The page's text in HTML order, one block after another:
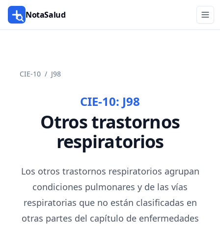
NotaSalud
CIE-10 / J98
CIE-10: J98
Otros trastornos
respiratorios
Los otros trastornos respiratorios agrupan
condiciones pulmonares y de las vías
respiratorias que no están clasificadas en
otras partes del capítulo de enfermedades